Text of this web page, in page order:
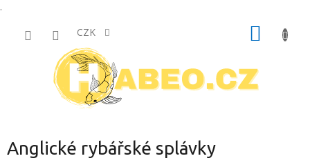
.
CZK
Anglické rybářské splávky